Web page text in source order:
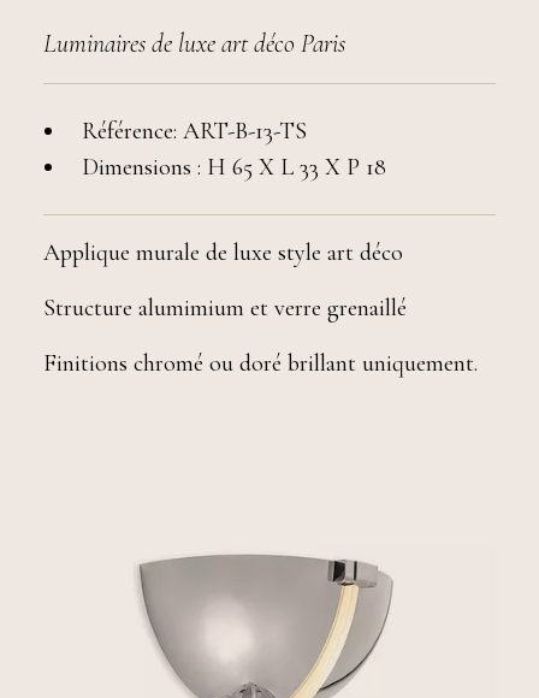
Luminaires de luxe art déco Paris
Référence: ART-B-13-TS
Dimensions : H 65 X L 33 X P 18
Applique murale de luxe style art déco
Structure alumimium et verre grenaillé
Finitions chromé ou doré brillant uniquement.